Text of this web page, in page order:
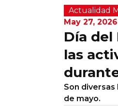
Minería Superficie
Minerí­a Subterránea
Actualidad
May 27, 2026
Día del
las
Son diversas
de mayo.